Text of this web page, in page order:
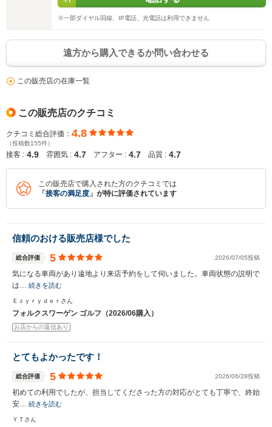
※一部ダイヤル回線、IP電話、光電話は利用できません
遠方から購入できるか問い合わせる
この販売店の在庫一覧
この販売店のクチコミ
クチコミ総合評価： 4.8
（投稿数155件）
接客 : 4.9 雰囲気 : 4.7 アフター : 4.7 品質 : 4.7
この販売店で購入された方のクチコミでは
「 接客の満足度 」が特に評価されています
信頼のおける販売店様でした
総合評価 5 2026/07/05投稿
気になる車両があり遠地より来店予約をして伺いました。車両状態の説明で
は… 続きを読む
Ｅｚｙｒｙｄｅｒさん
フォルクスワーゲン ゴルフ（2026/06購入）
お店からの返信あり
とてもよかったです！
総合評価 5 2026/06/28投稿
初めての利用でしたが、担当してくださった方の対応がとても丁寧で、終始
安… 続きを読む
ＹＴさん